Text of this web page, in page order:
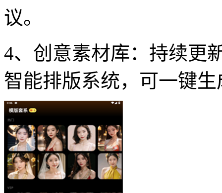
议。
4、创意素材库：持续更
智能排版系统，可一键